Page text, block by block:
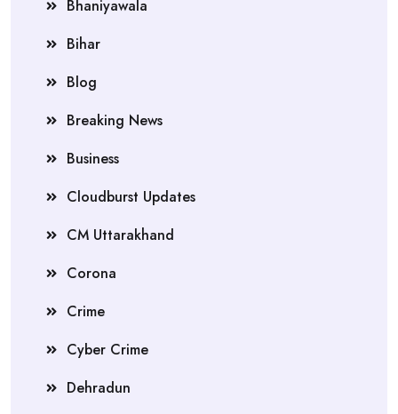
Bhaniyawala
Bihar
Blog
Breaking News
Business
Cloudburst Updates
CM Uttarakhand
Corona
Crime
Cyber Crime
Dehradun